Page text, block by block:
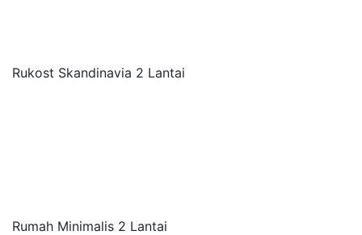
Rukost Skandinavia 2 Lantai
Rumah Minimalis 2 Lantai